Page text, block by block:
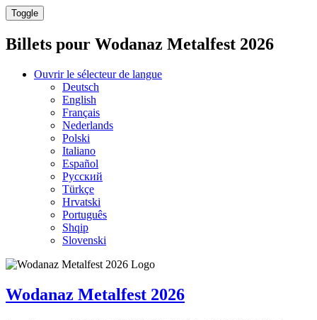
Toggle
Billets pour Wodanaz Metalfest 2026
Ouvrir le sélecteur de langue
Deutsch
English
Français
Nederlands
Polski
Italiano
Español
Русский
Türkçe
Hrvatski
Português
Shqip
Slovenski
Wodanaz Metalfest 2026